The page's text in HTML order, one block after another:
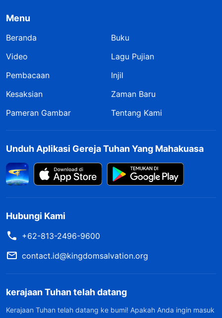
Menu
Beranda
Buku
Video
Lagu Pujian
Pembacaan
Injil
Kesaksian
Zaman Baru
Pameran Gambar
Tentang Kami
Unduh Aplikasi Gereja Tuhan Yang Mahakuasa
Hubungi Kami
+62-813-2496-9600
contact.id@kingdomsalvation.org
kerajaan Tuhan telah datang
Kerajaan Tuhan telah datang ke bumi! Apakah Anda ingin masuk